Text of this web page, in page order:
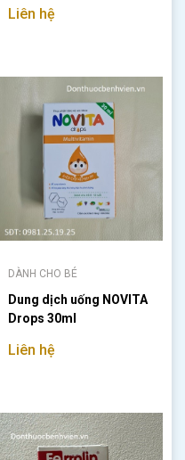
Liên hệ
DÀNH CHO BÉ
Dung dịch uống NOVITA
Drops 30ml
Liên hệ